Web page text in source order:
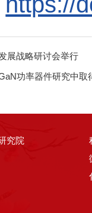
展战略研讨会举行
功率器件研究中取
究院